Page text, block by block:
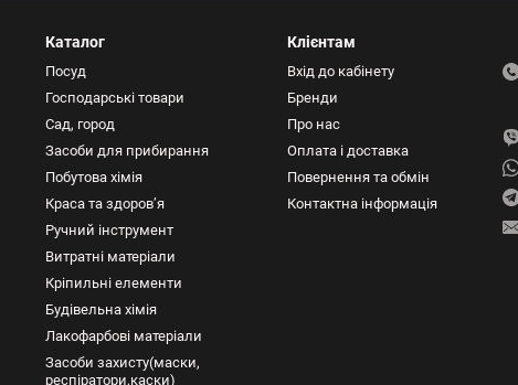
Каталог
Посуд
Господарські товари
Сад, город
Засоби для прибирання
Побутова хімія
Краса та здоров’я
Ручний інструмент
Витратні матеріали
Кріпильні елементи
Будівельна хімія
Лакофарбові матеріали
Засоби захисту(маски,
респіратори,каски)
Клієнтам
Вхід до кабінету
Бренди
Про нас
Оплата і доставка
Повернення та обмін
Контактна інформація